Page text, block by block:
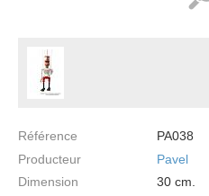
Référence
PA038
Producteur
Pavel
Dimension
30 cm.